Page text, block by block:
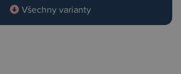
Všechny varianty